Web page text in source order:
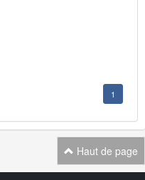
1
Haut de page